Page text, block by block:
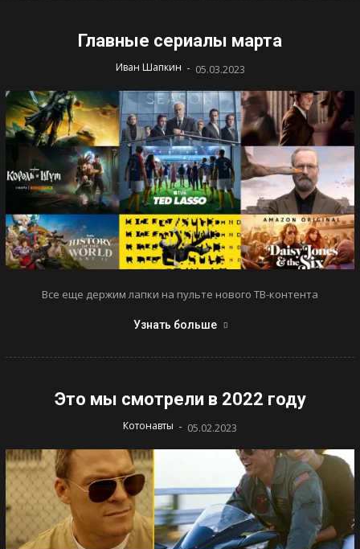
Главные сериалы марта
Иван Шапкин - 05.03.2023
Все еще держим лапки на пульте нового ТВ-контента
Узнать больше
Это мы смотрели в 2022 году
Котонавты - 05.02.2023